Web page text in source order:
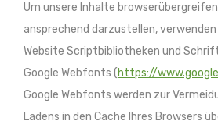
Um unsere Inhalte
ansprechend darzustellen,
Website Scriptbibliotheken und
Google Webfonts (https://
Google Webfonts werden zur
Ladens in den Cache Ihres Browsers